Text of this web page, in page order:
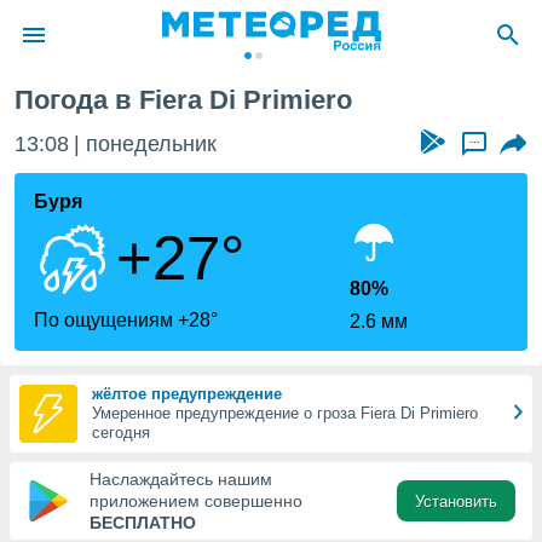
о
Вы можете
к этому
доступ
Погода в Fiera Di Primiero
13:08 понедельник ...
Буря
+27°
По ощущениям +28°
80%
2.6 мм
жёлтое предупреждение
Умеренное предупреждение о гроза Fiera Di Primiero
сегодня
Наслаждайтесь нашим
приложением совершенно
БЕСПЛАТНО
Установить